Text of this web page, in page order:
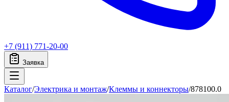
+7 (911) 771-20-00
Заявка
Каталог/Электрика и монтаж/Клеммы и коннекторы/878100.0